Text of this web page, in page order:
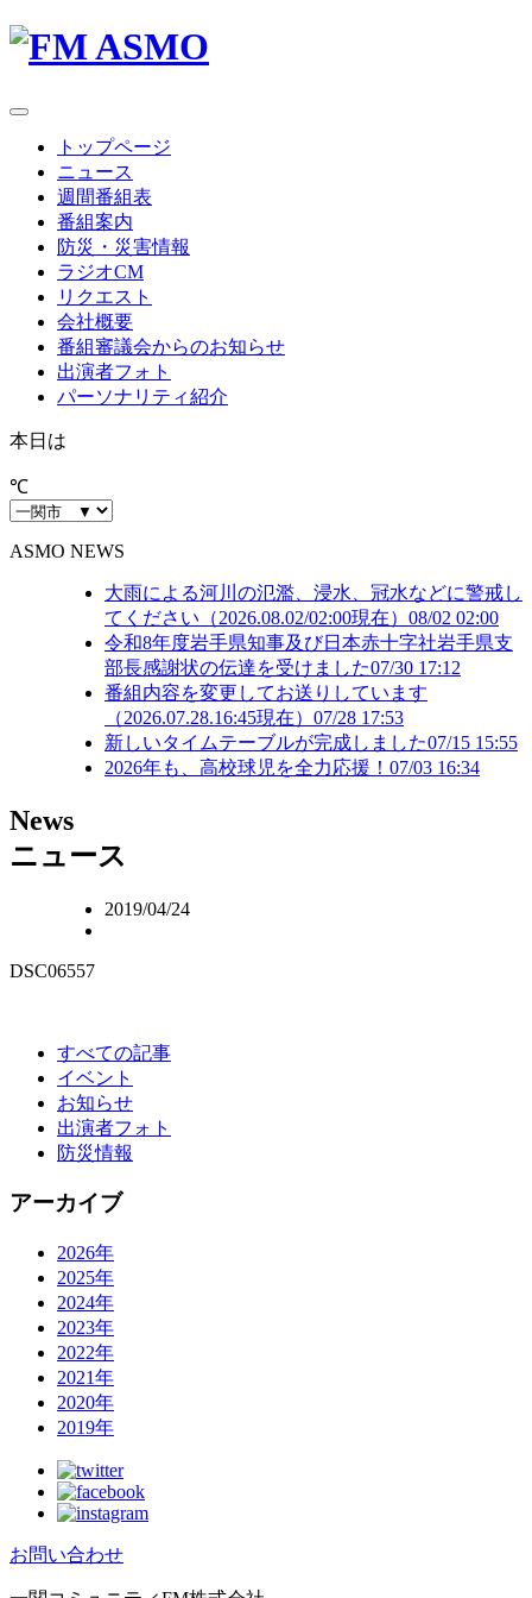
toggle
navigationトップページ
ニュース
週間番組表
番組案内
防災・災害情報
ラジオCM
リクエスト
会社概要
番組審議会からのお知らせ
出演者フォト
パーソナリティ紹介
本日は
℃
ASMO NEWS
大雨による河川の氾濫、浸水、冠水などに警戒し
てください（2026.08.02/02:00現在） 08/02 02:00
令和8年度岩手県知事及び日本赤十字社岩手県支
部長感謝状の伝達を受けました07/30 17:12
番組内容を変更してお送りしています
（2026.07.28.16:45現在） 07/28 17:53
新しいタイムテーブルが完成しました07/15 15:55
2026年も、高校球児を全力応援！ 07/03 16:34
News
ニュース
2019/04/24
DSC06557
すべての記事
イベント
お知らせ
出演者フォト
防災情報
アーカイブ
2026年
2025年
2024年
2023年
2022年
2021年
2020年
2019年
お問い合わせ